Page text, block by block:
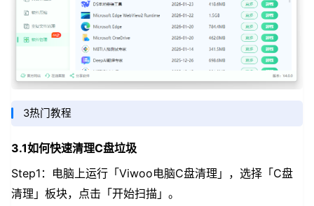
3热门教程
3.1如何快速清理C盘垃圾
Step1：电脑上运行「Viwoo电脑C盘清理」，选择「C盘
清理」板块，点击「开始扫描」。